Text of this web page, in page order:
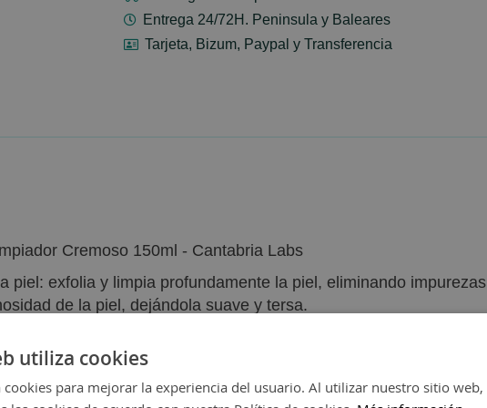
Entrega 24/72H. Peninsula y Baleares
Tarjeta, Bizum, Paypal y Transferencia
Cremoso 150ml - Cantabria Labs
piel: exfolia y limpia profundamente la piel, eliminando
de la piel, dejándola suave y tersa.
utiliza cookies
cookies para mejorar la experiencia del usuario. Al utilizar nuestro sitio web,